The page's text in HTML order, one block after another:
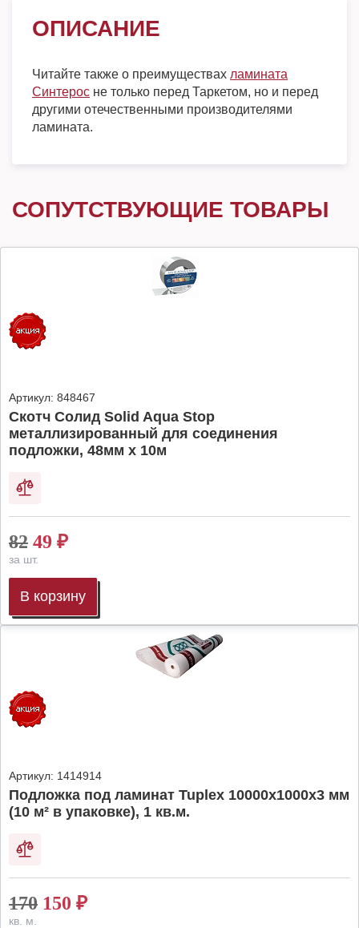
ОПИСАНИЕ
Читайте также о преимуществах ламината
Синтерос не только перед Таркетом, но и перед
другими отечественными производителями
ламината.
СОПУТСТВУЮЩИЕ ТОВАРЫ
Артикул: 848467
Скотч Солид Solid Aqua Stop
металлизированный для соединения
подложки, 48мм х 10м
82 49 ₽
за шт.
В корзину
Артикул: 1414914
Подложка под ламинат Tuplex 10000x1000x3 мм
(10 м² в упаковке), 1 кв.м.
170 150 ₽
кв. м.